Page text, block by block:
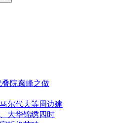
叠院巅峰之做
尔代夫等周边建
大华锦绣四时